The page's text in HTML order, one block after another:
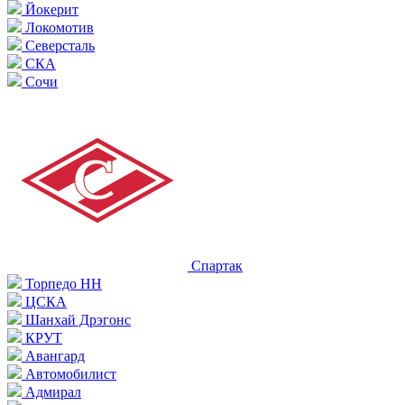
Йокерит
Локомотив
Северсталь
СКА
Сочи
Спартак
Торпедо НН
ЦСКА
Шанхай Дрэгонс
КРУТ
Авангард
Автомобилист
Адмирал